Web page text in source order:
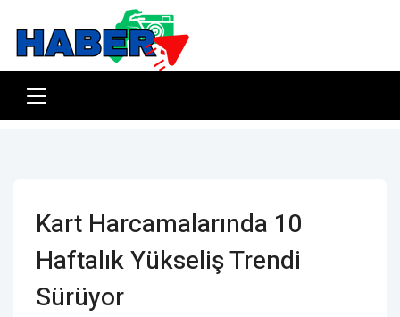
Kart Harcamalarında 10
Haftalık Yükseliş Trendi
Sürüyor